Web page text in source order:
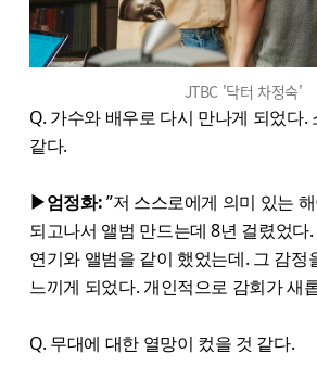
JTBC '닥터 차정숙'
Q. 가수와 배우로 다시 만나게 되었다.
같다.
▶엄정화:”저 스스로에게 의미 있는
되고나서 앨범 만드는데 8년 걸렸었다
연기와 앨범을 같이 했었는데. 그 감정
느끼게 되었다. 개인적으로 감회가 새
Q. 무대에 대한 열망이 컸을 것 같다.